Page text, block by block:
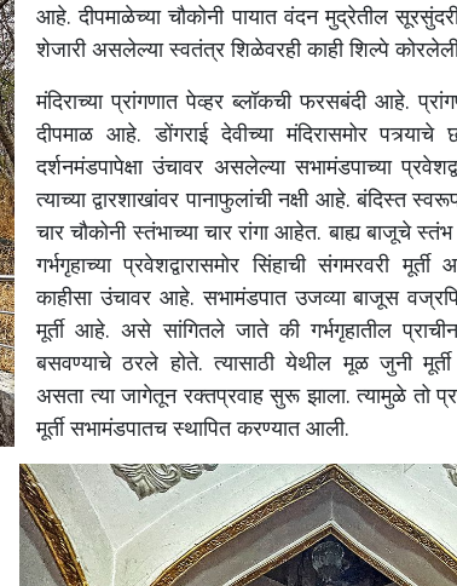
आहे.दीपमाळेच्या चौकोनी पायात वंदन मुद्रेतील
शेजारी असलेल्या स्वतंत्र शिळेवरही काही शिल्पे
मंदिराच्या प्रांगणात पेव्हर ब्लॉकची फरसबंदी आहे.
दीपमाळ आहे.डोंगराई देवीच्या मंदिरासमोर पत्र्याचे
दर्शनमंडपापेक्षा उंचावर असलेल्या सभामंडपाच्या
त्याच्या द्वारशाखांवर पानाफुलांची नक्षी आहे.बंदिस्त
चार चौकोनी स्तंभाच्या चार रांगा आहेत.बाह्य बाजूचे स्तंभ
गर्भगृहाच्या प्रवेशद्वारासमोर सिंहाची संगमरवरी मूर्ती
काहीसा उंचावर आहे.सभामंडपात उजव्या बाजूस
मूर्ती आहे.असे सांगितले जाते की गर्भगृहातील
बसवण्याचे ठरले होते.त्यासाठी येथील मूळ जुनी मूर्ती
असता त्या जागेतून रक्तप्रवाह सुरू झाला.त्यामुळे तो
मूर्ती सभामंडपातच स्थापित करण्यात आली.